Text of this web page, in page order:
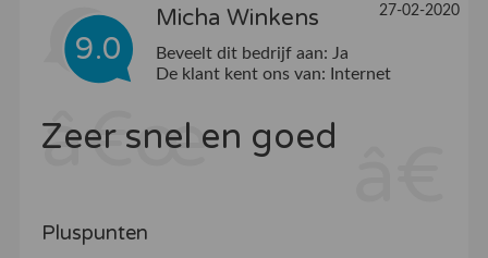
9.0
Micha Winkens 27-02-2020
Beveelt dit bedrijf aan: Ja
De klant kent ons van:
Internet
Zeer snel en goed
Pluspunten